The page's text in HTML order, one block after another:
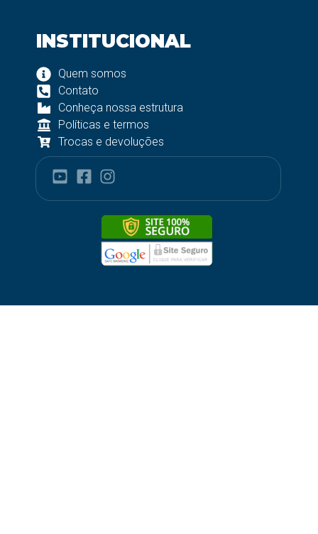
INSTITUCIONAL
Quem somos
Contato
Conheça nossa estrutura
Políticas e termos
Trocas e devoluções